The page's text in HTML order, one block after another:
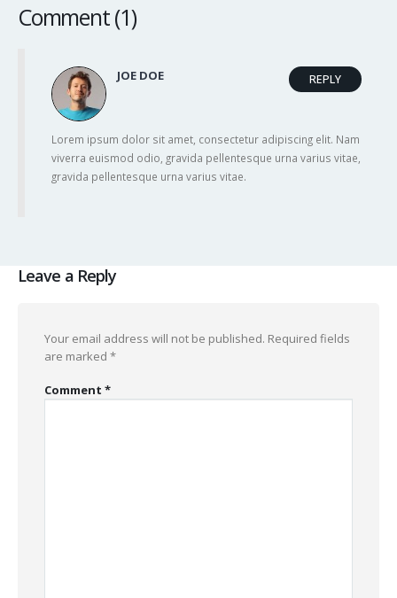
Comment (1)
JOE DOE REPLY
Lorem ipsum dolor sit amet, consectetur adipiscing elit. Nam
viverra euismod odio, gravida pellentesque urna varius vitae,
gravida pellentesque urna varius vitae.
Leave a Reply
Your email address will not be published. Required fields
are marked *
Comment *